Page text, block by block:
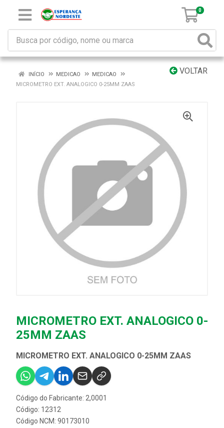
0
VOLTAR
INÍCIO MEDICAO
MEDICAO
MICROMETRO EXT. ANALOGICO 0-25MM ZAAS
MICROMETRO EXT. ANALOGICO 0-
25MM ZAAS
MICROMETRO EXT. ANALOGICO 0-25MM ZAAS
Código do Fabricante: 2,0001
Código: 12312
Código NCM: 90173010